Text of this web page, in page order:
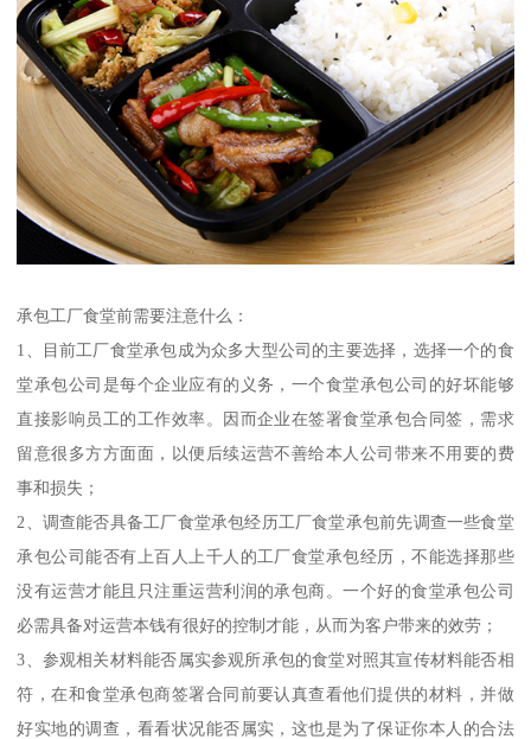
承包工厂食堂前需要注意什么：
1、目前工厂食堂承包成为众多大型公司的主要选择，选择一个的食
堂承包公司是每个企业应有的义务，一个食堂承包公司的好坏能够
直接影响员工的工作效率。因而企业在签署食堂承包合同签，需求
留意很多方方面面，以便后续运营不善给本人公司带来不用要的费
事和损失；
2、调查能否具备工厂食堂承包经历工厂食堂承包前先调查一些食堂
承包公司能否有上百人上千人的工厂食堂承包经历，不能选择那些
没有运营才能且只注重运营利润的承包商。一个好的食堂承包公司
必需具备对运营本钱有很好的控制才能，从而为客户带来的效劳；
3、参观相关材料能否属实参观所承包的食堂对照其宣传材料能否相
符，在和食堂承包商签署合同前要认真查看他们提供的材料，并做
好实地的调查，看看状况能否属实，这也是为了保证你本人的合法